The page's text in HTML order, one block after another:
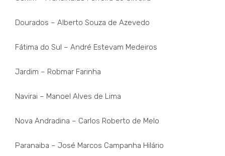
Dourados – Alberto Souza de Azevedo
Fátima do Sul – André Estevam Medeiros
Jardim – Robmar Farinha
Navirai – Manoel Alves de Lima
Nova Andradina – Carlos Roberto de Melo
Paranaiba – José Marcos Campanha Hilário